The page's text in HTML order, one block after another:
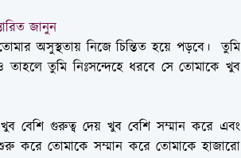
জানুন
অসুস্থতায় নিজে চিন্তিত হয়ে পড়বে। তুমি
তুমি নিঃসন্দেহে ধরবে সে তোমাকে খুব
বেশি গুরুত্ব দেয় খুব বেশি সম্মান করে এবং
শুরু করে তোমাকে সম্মান করে তোমাকে হাজারো